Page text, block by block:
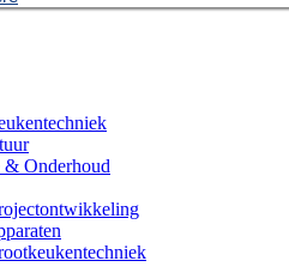
& Onderhoud